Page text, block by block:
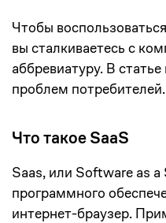
Чтобы
вы сталкиваетесь с
аббревиатуру. В
проблем потребителей.
Что такое SaaS
Saas, или Software as a
программного
интернет-браузер.